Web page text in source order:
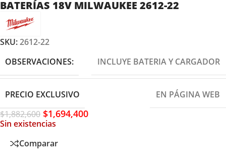
BATERÍAS 18V MILWAUKEE 2612-22
SKU:2612-22
OBSERVACIONES:
INCLUYE BATERIA Y CARGADOR
PRECIO EXCLUSIVO
EN PÁGINA WEB
$1,882,600 $1,694,400
Sin existencias
Comparar